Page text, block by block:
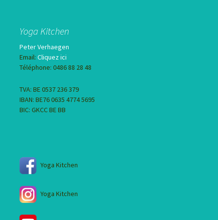
Yoga Kitchen
Peter Verhaegen
Email: Cliquez ici
Téléphone: 0486 88 28 48
TVA: BE 0537 236 379
IBAN: BE76 0635 4774 5695
BIC: GKCC BE BB
Yoga Kitchen
Yoga Kitchen